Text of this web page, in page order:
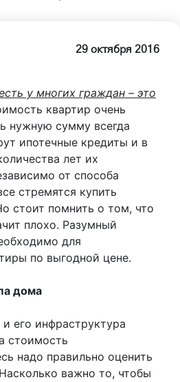
29 октября 2016
у многих граждан – это
квартир очень
нужную сумму всегда
ипотечные кредиты и в
лет их
от способа
стремятся купить
стоит помнить о том, что
плохо. Разумный
для
по выгодной цене.
дома
его инфраструктура
стоимость
надо правильно оценить
важно то, чтобы